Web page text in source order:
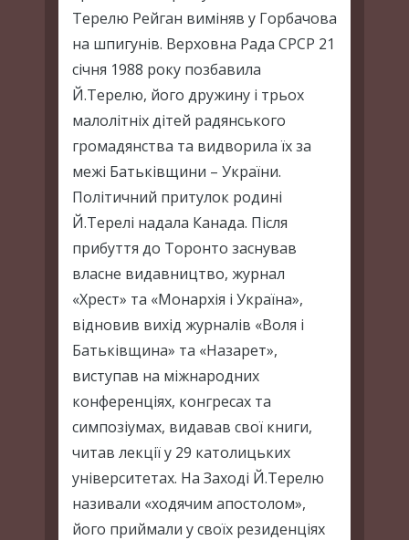
Терелю Рейган виміняв у Горбачова
на шпигунів. Верховна Рада СРСР 21
січня 1988 року позбавила
Й.Терелю, його дружину і трьох
малолітніх дітей радянського
громадянства та видворила їх за
межі Батьківщини – України.
Політичний притулок родині
Й.Терелі надала Канада. Після
прибуття до Торонто заснував
власне видавництво, журнал
«Хрест» та «Монархія і Україна»,
відновив вихід журналів «Воля і
Батьківщина» та «Назарет»,
виступав на міжнародних
конференціях, конгресах та
симпозіумах, видавав свої книги,
читав лекції у 29 католицьких
університетах. На Заході Й.Терелю
називали «ходячим апостолом»,
його приймали у своїх резиденціях